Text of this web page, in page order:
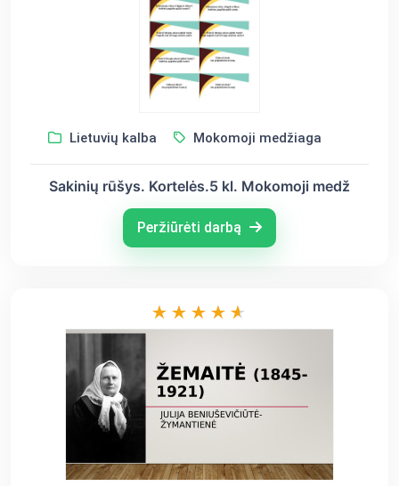
Lietuvių kalba Mokomoji medžiaga
Sakinių rūšys. Kortelės.5 kl. Mokomoji medž
Peržiūrėti darbą